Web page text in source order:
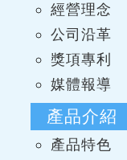
經營理念
公司沿革
獎項專利
媒體報導
產品介紹
產品特色